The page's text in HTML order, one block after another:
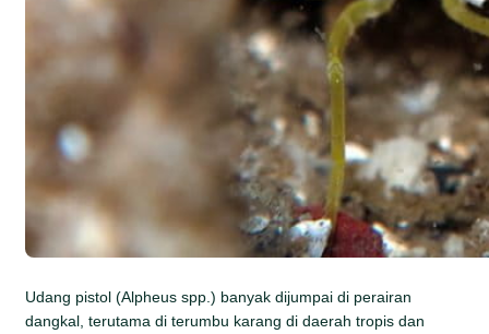
Udang pistol (Alpheus spp.) banyak dijumpai di perairan
dangkal, terutama di terumbu karang di daerah tropis dan